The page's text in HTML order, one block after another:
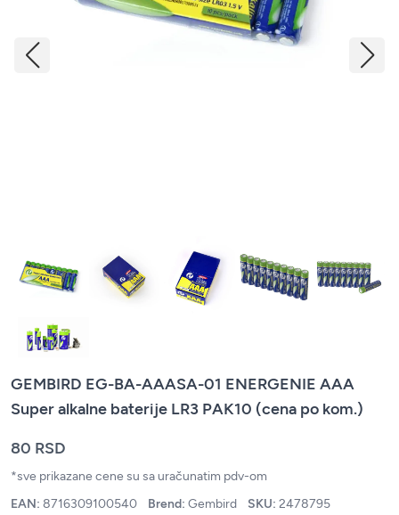
GEMBIRD EG-BA-AAASA-01 ENERGENIE AAA
Super alkalne baterije LR3 PAK10 (cena po kom.)
80 RSD
*sve prikazane cene su sa uračunatim pdv-om
EAN: 8716309100540 Brend: Gembird SKU: 2478795